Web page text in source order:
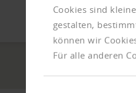
Cookies sind
gestalten,
können wir
Für alle anderen